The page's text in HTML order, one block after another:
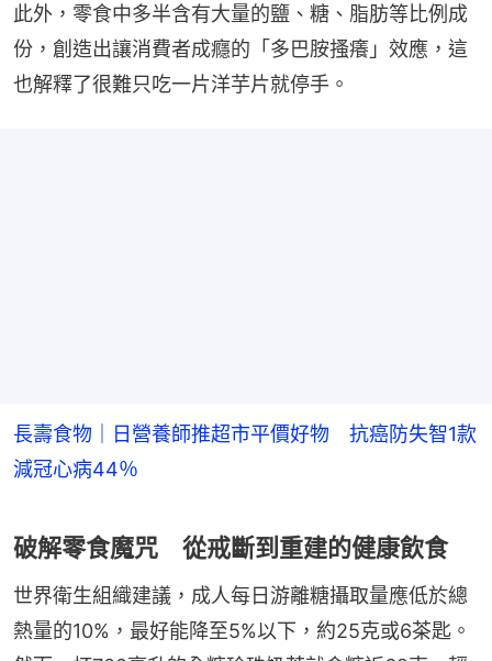
此外，零食中多半含有大量的鹽、糖、脂肪等比例成
份，創造出讓消費者成癮的「多巴胺搔癢」效應，這
也解釋了很難只吃一片洋芋片就停手。
長壽食物｜日營養師推超市平價好物 抗癌防失智1款
減冠心病44％
破解零食魔咒 從戒斷到重建的健康飲食
世界衛生組織建議，成人每日游離糖攝取量應低於總
熱量的10%，最好能降至5%以下，約25克或6茶匙。